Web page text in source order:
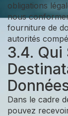
obligations
nous
fourniture de
autorités
3.4. Qui
Dans le cadre
pouvez